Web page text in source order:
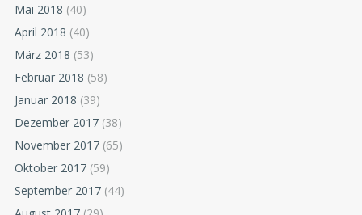
Mai 2018 (40)
April 2018 (40)
März 2018 (53)
Februar 2018 (58)
Januar 2018 (39)
Dezember 2017 (38)
November 2017 (65)
Oktober 2017 (59)
September 2017 (44)